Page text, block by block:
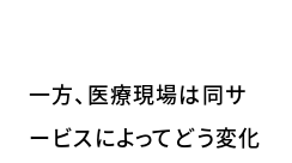
一方、医療現場は同サ
ービスによってどう変化